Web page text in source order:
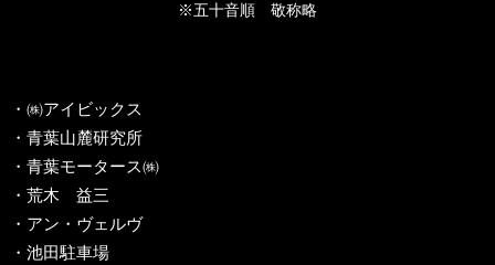
※五十音順 敬称略
・㈱アイビックス
・青葉山麓研究所
・青葉モータース㈱
・荒木 益三
・アン・ヴェルヴ
・池田駐車場